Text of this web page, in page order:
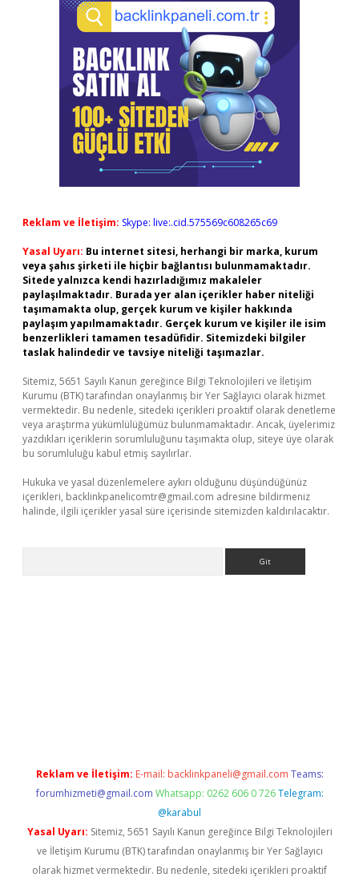
Reklam ve İletişim: Skype: live:.cid.575569c608265c69
Yasal Uyarı: Bu internet sitesi, herhangi bir marka, kurum
veya şahıs şirketi ile hiçbir bağlantısı bulunmamaktadır.
Sitede yalnızca kendi hazırladığımız makaleler
paylaşılmaktadır. Burada yer alan içerikler haber niteliği
taşımamakta olup, gerçek kurum ve kişiler hakkında
paylaşım yapılmamaktadır. Gerçek kurum ve kişiler ile isim
benzerlikleri tamamen tesadüfidir. Sitemizdeki bilgiler
taslak halindedir ve tavsiye niteliği taşımazlar.
Sitemiz, 5651 Sayılı Kanun gereğince Bilgi Teknolojileri ve İletişim
Kurumu (BTK) tarafından onaylanmış bir Yer Sağlayıcı olarak hizmet
vermektedir. Bu nedenle, sitedeki içerikleri proaktif olarak denetleme
veya araştırma yükümlülüğümüz bulunmamaktadır. Ancak, üyelerimiz
yazdıkları içeriklerin sorumluluğunu taşımakta olup, siteye üye olarak
bu sorumluluğu kabul etmiş sayılırlar.
Hukuka ve yasal düzenlemelere aykırı olduğunu düşündüğünüz
içerikleri, backlinkpanelicomtr@gmail.com adresine bildirmeniz
halinde, ilgili içerikler yasal süre içerisinde sitemizden kaldırılacaktır.
Reklam ve İletişim: E-mail: backlinkpaneli@gmail.com Teams:
forumhizmeti@gmail.com Whatsapp: 0262 606 0 726 Telegram:
@karabul
Yasal Uyarı: Sitemiz, 5651 Sayılı Kanun gereğince Bilgi Teknolojileri
ve İletişim Kurumu (BTK) tarafından onaylanmış bir Yer Sağlayıcı
olarak hizmet vermektedir. Bu nedenle, sitedeki içerikleri proaktif